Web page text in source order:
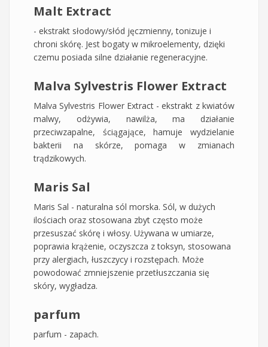
Malt Extract
- ekstrakt słodowy/słód jęczmienny, tonizuje i
chroni skórę. Jest bogaty w mikroelementy, dzięki
czemu posiada silne działanie regeneracyjne.
Malva Sylvestris Flower Extract
Malva Sylvestris Flower Extract - ekstrakt z kwiatów
malwy, odżywia, nawilża, ma działanie
przeciwzapalne, ściągające, hamuje wydzielanie
bakterii na skórze, pomaga w zmianach
trądzikowych.
Maris Sal
Maris Sal - naturalna sól morska. Sól, w dużych
ilościach oraz stosowana zbyt często może
przesuszać skórę i włosy. Używana w umiarze,
poprawia krążenie, oczyszcza z toksyn, stosowana
przy alergiach, łuszczycy i rozstępach. Może
powodować zmniejszenie przetłuszczania się
skóry, wygładza.
parfum
parfum - zapach.